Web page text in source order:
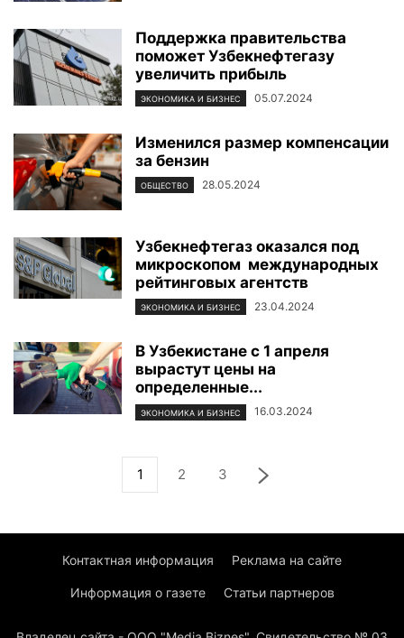
Поддержка правительства
поможет Узбекнефтегазу
увеличить прибыль
ЭКОНОМИКА И БИЗНЕС 05.07.2024
Изменился размер компенсации
за бензин
ОБЩЕСТВО 28.05.2024
Узбекнефтегаз оказался под
микроскопом международных
рейтинговых агентств
ЭКОНОМИКА И БИЗНЕС 23.04.2024
В Узбекистане с 1 апреля
вырастут цены на
определенные...
ЭКОНОМИКА И БИЗНЕС 16.03.2024
1 2 3
Контактная информация Реклама на сайте
Информация о газете Статьи партнеров